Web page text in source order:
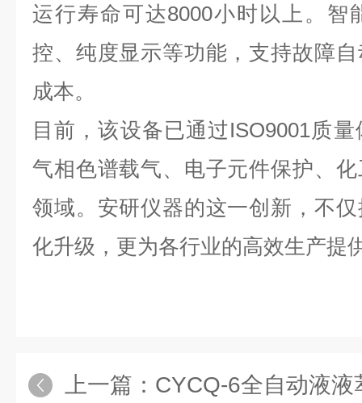
运行寿命可达8000小时以上。智
控、纯度显示等功能，支持故障
成本。
目前，该设备已通过ISO9001质
气相色谱载气、电子元件保护、
领域。安研仪器的这一创新，不
化升级，更为各行业的高效生产提
上一篇： CYCQ-6全自动液液萃取仪